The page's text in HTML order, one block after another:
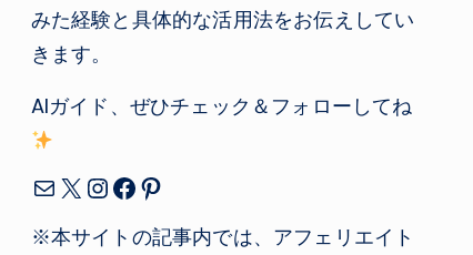
みた経験と具体的な活用法をお伝えしてい
きます。
AIガイド、ぜひチェック＆フォローしてね
メールX Instagram
Facebook
Pinterest
※本サイトの記事内では、アフェリエイト